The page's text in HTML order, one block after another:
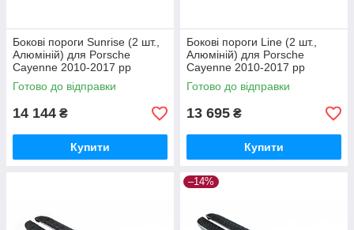
Бокові пороги Sunrise (2 шт.,
Алюміній) для Porsche
Cayenne 2010-2017 рр
Готово до відправки
14 144 ₴
Купити
Бокові пороги Line (2 шт.,
Алюміній) для Porsche
Cayenne 2010-2017 рр
Готово до відправки
13 695 ₴
Купити
–14%